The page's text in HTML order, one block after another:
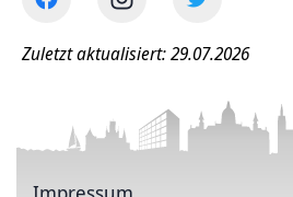
Zuletzt aktualisiert: 29.07.2026